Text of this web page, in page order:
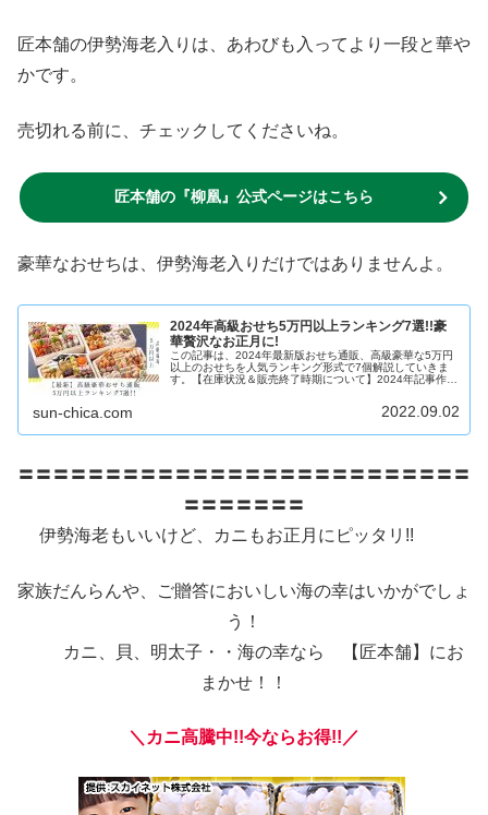
匠本舗の伊勢海老入りは、あわびも入ってより一段と華や
かです。
売切れる前に、チェックしてくださいね。
匠本舗の『柳凰』公式ページはこちら
豪華なおせちは、伊勢海老入りだけではありませんよ。
2024年高級おせち5万円以上ランキング7選!!豪
華贅沢なお正月に!
この記事は、2024年最新版おせち通販、高級豪華な5万円
以上のおせちを人気ランキング形式で7個解説していきま
す。【在庫状況＆販売終了時期について】2024年記事作成
sun-chica.com 2022.09.02
〓〓〓〓〓〓〓〓〓〓〓〓〓〓〓〓〓〓〓〓〓〓〓〓〓〓
〓〓〓〓〓〓〓
伊勢海老もいいけど、カニもお正月にピッタリ!!
家族だんらんや、ご贈答においしい海の幸はいかがでしょ
う！
カニ、貝、明太子・・海の幸なら 【匠本舗】にお
まかせ！！
＼カニ高騰中!!今ならお得!!／